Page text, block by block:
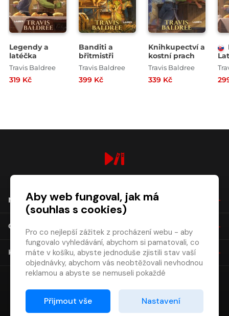
Legendy a
latéčka
Travis Baldree
319 Kč
Banditi a
břitmistři
Travis Baldree
399 Kč
Knihkupectví a
kostní prach
Travis Baldree
339 Kč
NÁKUP
O SPOLEČNOSTI
KONTAKT
Aby web fungoval, jak má
(souhlas s cookies)
Pro co nejlepší zážitek z procházení webu - aby
fungovalo vyhledávání, abychom si pamatovali, co
máte v košíku, abyste jednoduše zjistili stav vaší
objednávky, abychom vás neobtěžovali nevhodnou
reklamou a abyste se nemuseli pokaždé
Proto od vás potřebujeme souhlas se
zpracováním souborů cookies
Přijmout vše Nastavení